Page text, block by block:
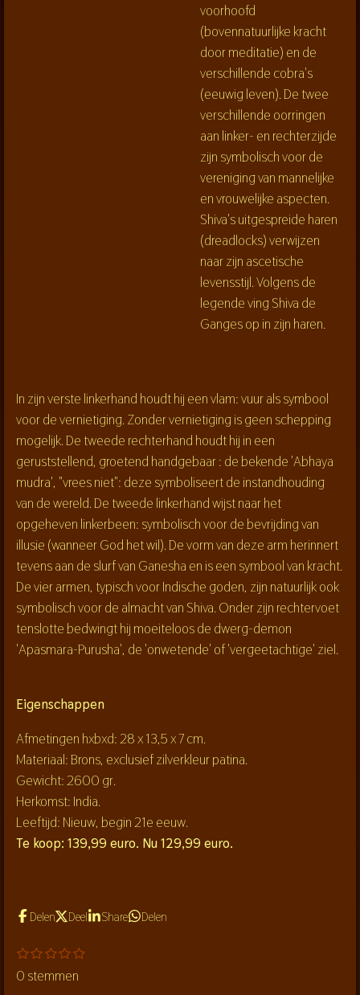
voorhoofd
(bovennatuurlijke kracht
door meditatie) en de
verschillende cobra's
(eeuwig leven). De twee
verschillende oorringen
aan linker- en rechterzijde
zijn symbolisch voor de
vereniging van mannelijke
en vrouwelijke aspecten.
Shiva's uitgespreide haren
(dreadlocks) verwijzen
naar zijn ascetische
levensstijl. Volgens de
legende ving Shiva de
Ganges op in zijn haren.
In zijn verste linkerhand houdt hij een vlam: vuur als symbool
voor de vernietiging. Zonder vernietiging is geen schepping
mogelijk. De tweede rechterhand houdt hij in een
geruststellend, groetend handgebaar : de bekende 'Abhaya
mudra', "vrees niet": deze symboliseert de instandhouding
van de wereld. De tweede linkerhand wijst naar het
opgeheven linkerbeen: symbolisch voor de bevrijding van
illusie (wanneer God het wil). De vorm van deze arm herinnert
tevens aan de slurf van Ganesha en is een symbool van kracht.
De vier armen, typisch voor Indische goden, zijn natuurlijk ook
symbolisch voor de almacht van Shiva. Onder zijn rechtervoet
tenslotte bedwingt hij moeiteloos de dwerg-demon
'Apasmara-Purusha', de 'onwetende' of 'vergeetachtige' ziel.
Eigenschappen
Afmetingen hxbxd: 28 x 13,5 x 7 cm.
Materiaal: Brons, exclusief zilverkleur patina.
Gewicht: 2600 gr.
Herkomst: India.
Leeftijd: Nieuw, begin 21e eeuw.
Te koop: 139,99 euro. Nu 129,99 euro.
Delen Deel Share Delen
R
a
1
t
2
t
3
t
4
t
5
t
S
0 stemmen